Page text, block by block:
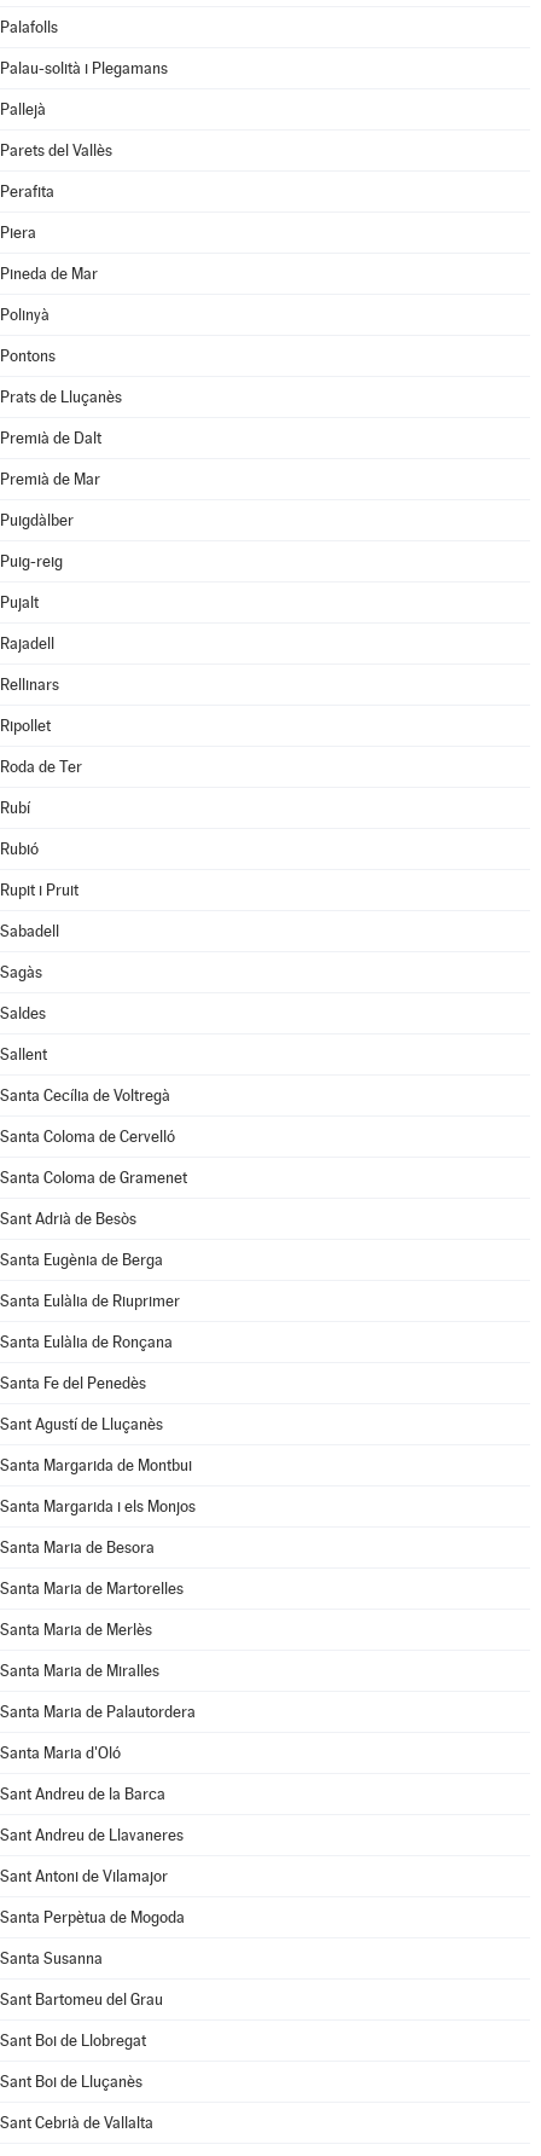
Palafolls
Palau-solità i Plegamans
Pallejà
Parets del Vallès
Perafita
Piera
Pineda de Mar
Polinyà
Pontons
Prats de Lluçanès
Premià de Dalt
Premià de Mar
Puigdàlber
Puig-reig
Pujalt
Rajadell
Rellinars
Ripollet
Roda de Ter
Rubí
Rubió
Rupit i Pruit
Sabadell
Sagàs
Saldes
Sallent
Santa Cecília de Voltregà
Santa Coloma de Cervelló
Santa Coloma de Gramenet
Sant Adrià de Besòs
Santa Eugènia de Berga
Santa Eulàlia de Riuprimer
Santa Eulàlia de Ronçana
Santa Fe del Penedès
Sant Agustí de Lluçanès
Santa Margarida de Montbui
Santa Margarida i els Monjos
Santa Maria de Besora
Santa Maria de Martorelles
Santa Maria de Merlès
Santa Maria de Miralles
Santa Maria de Palautordera
Santa Maria d'Oló
Sant Andreu de la Barca
Sant Andreu de Llavaneres
Sant Antoni de Vilamajor
Santa Perpètua de Mogoda
Santa Susanna
Sant Bartomeu del Grau
Sant Boi de Llobregat
Sant Boi de Lluçanès
Sant Cebrià de Vallalta